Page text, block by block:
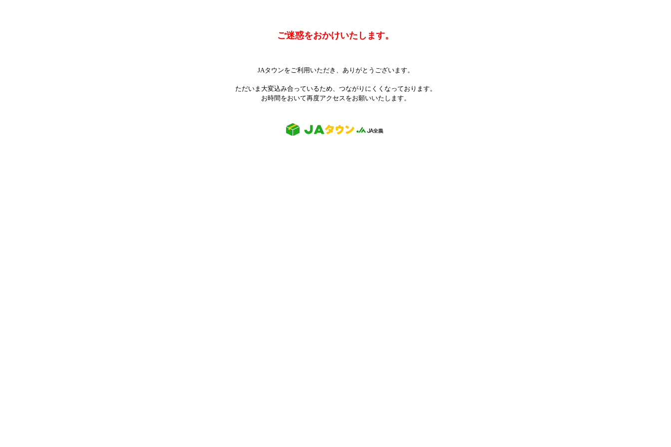
ご迷惑をおかけいたします。
JAタウンをご利用いただき、ありがとうございます。
ただいま大変込み合っているため、つながりにくくなっております。
お時間をおいて再度アクセスをお願いいたします。